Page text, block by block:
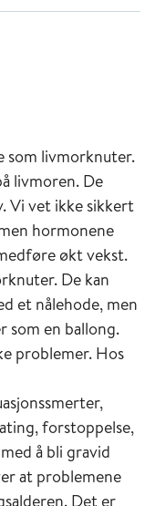
som livmorknuter.
livmoren. De
Vi vet ikke sikkert
hormonene
økt vekst.
De kan
et nålehode, men
som en ballong.
problemer. Hos
forstoppelse,
å bli gravid
at problemene
Det er